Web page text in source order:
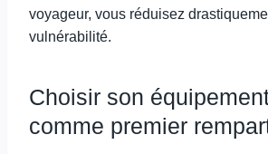
voyageur, vous réduisez
vulnérabilité.
Choisir son
comme premier